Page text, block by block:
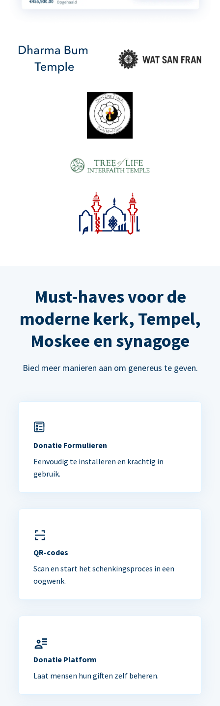
Must-haves voor de
moderne kerk, Tempel,
Moskee en synagoge
Bied meer manieren aan om genereus te geven.
Donatie Formulieren
Eenvoudig te installeren en krachtig in
gebruik.
QR-codes
Scan en start het schenkingsproces in een
oogwenk.
Donatie Platform
Laat mensen hun giften zelf beheren.